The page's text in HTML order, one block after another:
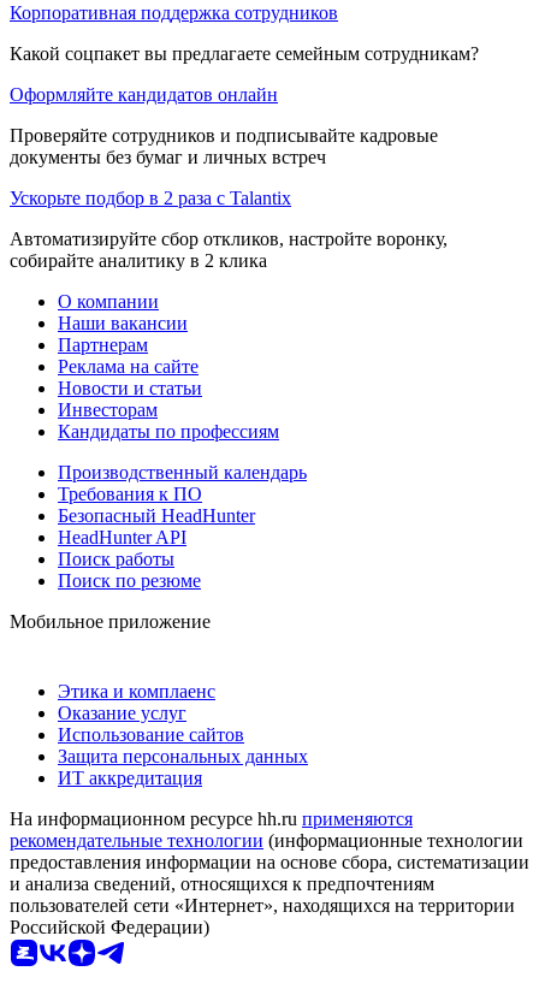
Корпоративная поддержка сотрудников
Какой соцпакет вы предлагаете семейным сотрудникам?
Оформляйте кандидатов онлайн
Проверяйте сотрудников и подписывайте кадровые
документы без бумаг и личных встреч
Ускорьте подбор в 2 раза с Talantix
Автоматизируйте сбор откликов, настройте воронку,
собирайте аналитику в 2 клика
О компании
Наши вакансии
Партнерам
Реклама на сайте
Новости и статьи
Инвесторам
Кандидаты по профессиям
Производственный календарь
Требования к ПО
Безопасный HeadHunter
HeadHunter API
Поиск работы
Поиск по резюме
Мобильное приложение
Этика и комплаенс
Оказание услуг
Использование сайтов
Защита персональных данных
ИТ аккредитация
На информационном ресурсе hh.ru применяются
рекомендательные технологии (информационные технологии
предоставления информации на основе сбора, систематизации
и анализа сведений, относящихся к предпочтениям
пользователей сети «Интернет», находящихся на территории
Российской Федерации)